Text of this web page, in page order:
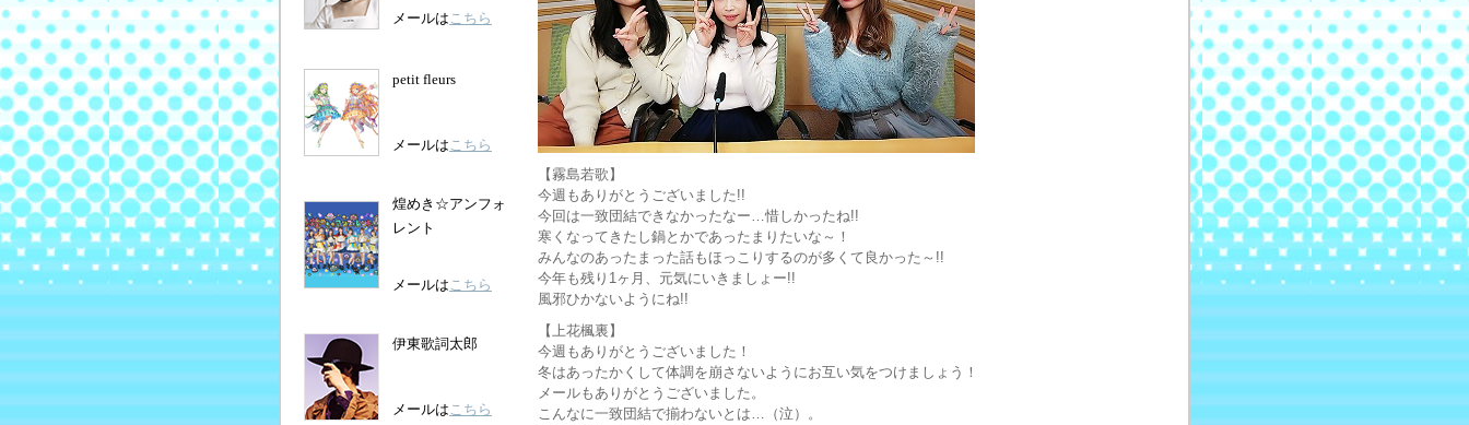
メールはこちら
petit fleurs
メールはこちら
煌めき☆アンフォ
レント
メールはこちら
伊東歌詞太郎
メールはこちら
【霧島若歌】
今週もありがとうございました!!
今回は一致団結できなかったなー…惜しかったね!!
寒くなってきたし鍋とかであったまりたいな～！
みんなのあったまった話もほっこりするのが多くて良かった～!!
今年も残り1ヶ月、元気にいきましょー!!
風邪ひかないようにね!!
【上花楓裏】
今週もありがとうございました！
冬はあったかくして体調を崩さないようにお互い気をつけましょう！
メールもありがとうございました。
こんなに一致団結で揃わないとは…（泣）。